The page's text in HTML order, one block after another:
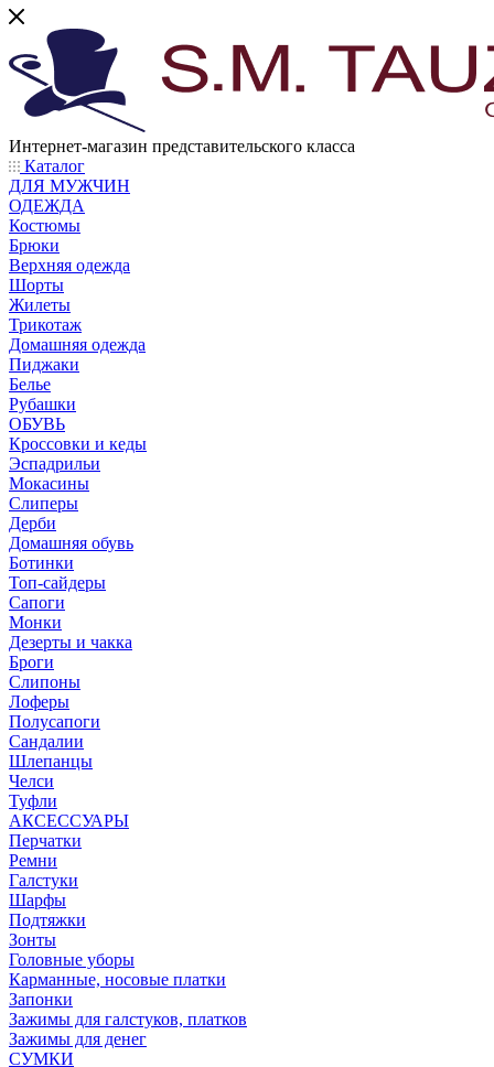
Интернет-магазин представительского класса
Каталог
ДЛЯ МУЖЧИН
ОДЕЖДА
Костюмы
Брюки
Верхняя одежда
Шорты
Жилеты
Трикотаж
Домашняя одежда
Пиджаки
Белье
Рубашки
ОБУВЬ
Кроссовки и кеды
Эспадрильи
Мокасины
Слиперы
Дерби
Домашняя обувь
Ботинки
Топ-сайдеры
Сапоги
Монки
Дезерты и чакка
Броги
Слипоны
Лоферы
Полусапоги
Сандалии
Шлепанцы
Челси
Туфли
АКСЕССУАРЫ
Перчатки
Ремни
Галстуки
Шарфы
Подтяжки
Зонты
Головные уборы
Карманные, носовые платки
Запонки
Зажимы для галстуков, платков
Зажимы для денег
СУМКИ